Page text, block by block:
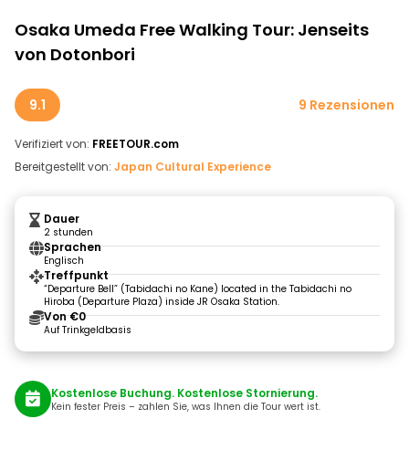
Osaka Umeda Free Walking Tour: Jenseits
von Dotonbori
9.1 9 Rezensionen
Verifiziert von: FREETOUR.com
Bereitgestellt von: Japan Cultural Experience
Dauer
2 stunden
Sprachen
Englisch
Treffpunkt
“Departure Bell” (Tabidachi no Kane) located in the Tabidachi no
Hiroba (Departure Plaza) inside JR Osaka Station.
Von €0
Auf Trinkgeldbasis
Kostenlose Buchung. Kostenlose Stornierung.
Kein fester Preis – zahlen Sie, was Ihnen die Tour wert ist.